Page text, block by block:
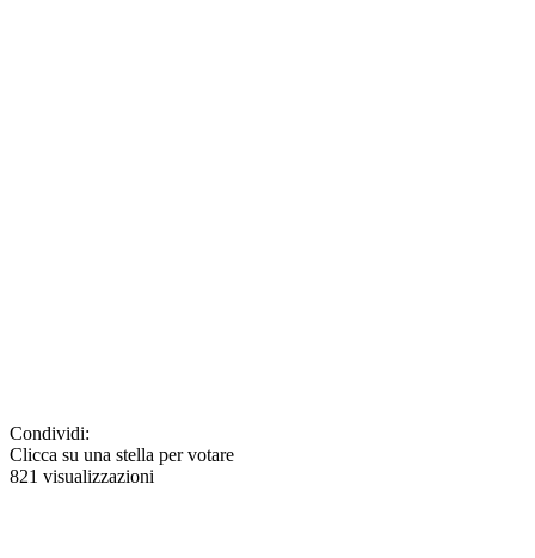
Condividi:
Clicca su una stella per votare
821 visualizzazioni